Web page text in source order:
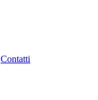
Contatti